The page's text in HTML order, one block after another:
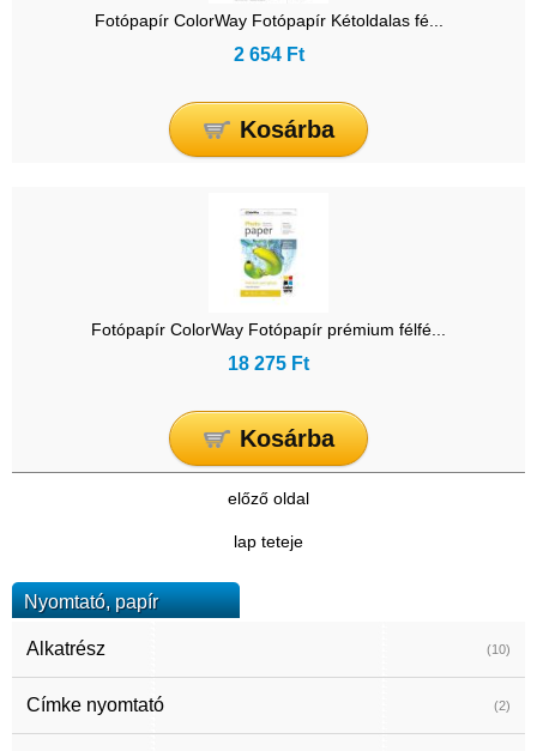
Nyomtató, papír
Alkatrész (10)
Címke nyomtató (2)
Fotópapír ColorWay Fotópapír Kétoldalas fé...
2 654 Ft
Kosárba
Fotópapír ColorWay Fotópapír prémium félfé...
18 275 Ft
Kosárba
előző oldal
lap teteje